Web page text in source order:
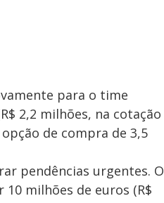
para o time
2,2 milhões, na cotação
de compra de 3,5
pendências urgentes. O
milhões de euros (R$